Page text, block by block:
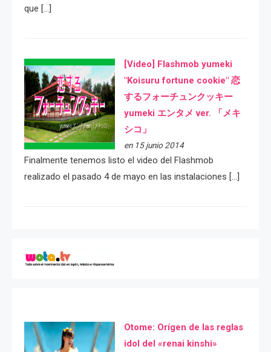
que […]
[Video] Flashmob yumeki
"Koisuru fortune cookie" 恋
するフォーチュンクッキー
yumeki エンタメ ver. 「メキ
シコ」
en 15 junio 2014
Finalmente tenemos listo el video del Flashmob
realizado el pasado 4 de mayo en las instalaciones […]
Otome: Orígen de las reglas
idol del «renai kinshi»